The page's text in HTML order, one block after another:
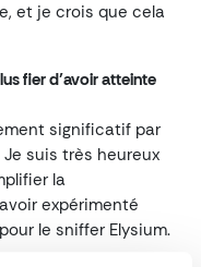
et je crois que cela
fier d’avoir atteinte
significatif par
suis très heureux
la
expérimenté
le sniffer Elysium.